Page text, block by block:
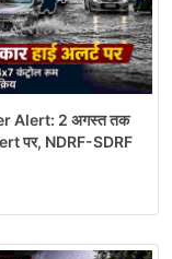
Alert: 2 अगस्त तक
पर, NDRF-SDRF